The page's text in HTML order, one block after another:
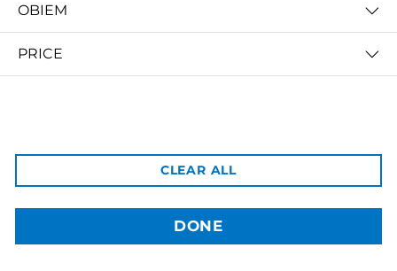
OBIEM
PRICE
CLEAR ALL
DONE
Для звонков +998909955267